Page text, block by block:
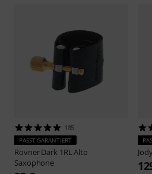
185
PASST GARANTIERT
RovnerDark 1RL Alto
Saxophone